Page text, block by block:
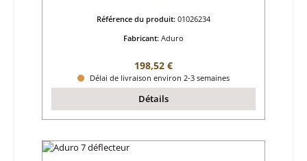
Référence du produit: 01026234
Fabricant: Aduro
Prix régulier :
198,52 €
Délai de livraison environ 2-3 semaines
Détails